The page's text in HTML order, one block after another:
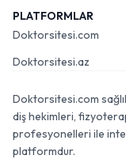
PLATFORMLAR
Doktorsitesi.com
Doktorsitesi.az
Doktorsitesi.com
diş hekimleri,
profesyonelleri ile
platformdur.